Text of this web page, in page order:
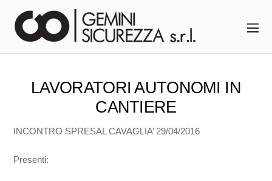
LAVORATORI AUTONOMI IN
CANTIERE
INCONTRO SPRESAL CAVAGLIA’ 29/04/2016
Presenti: